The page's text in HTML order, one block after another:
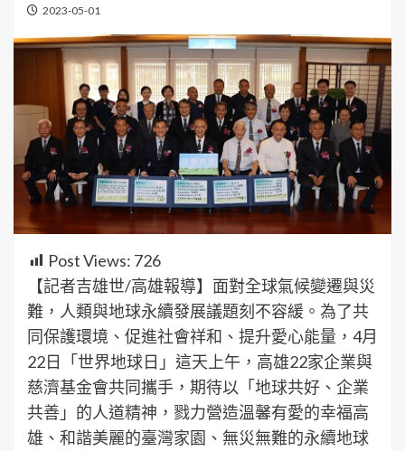
2023-05-01
Post Views: 726
【記者吉雄世/高雄報導】面對全球氣候變遷與災
難，人類與地球永續發展議題刻不容緩。為了共
同保護環境、促進社會祥和、提升愛心能量，4月
22日「世界地球日」這天上午，高雄22家企業與
慈濟基金會共同攜手，期待以「地球共好、企業
共善」的人道精神，戮力營造溫馨有愛的幸福高
雄、和諧美麗的臺灣家園、無災無難的永續地球